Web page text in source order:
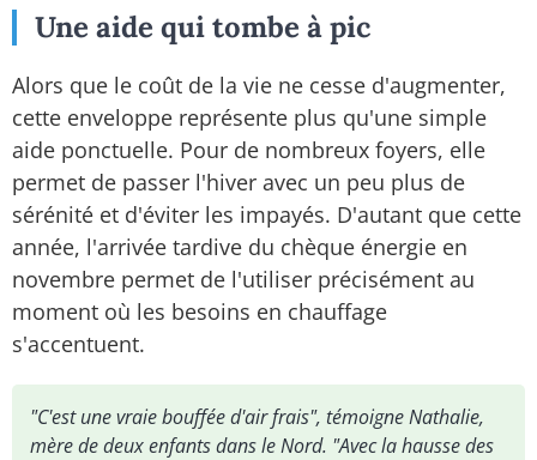
Une aide qui tombe à pic
Alors que le coût de la vie ne cesse d'augmenter,
cette enveloppe représente plus qu'une simple
aide ponctuelle. Pour de nombreux foyers, elle
permet de passer l'hiver avec un peu plus de
sérénité et d'éviter les impayés. D'autant que cette
année, l'arrivée tardive du chèque énergie en
novembre permet de l'utiliser précisément au
moment où les besoins en chauffage
s'accentuent.
"C'est une vraie bouffée d'air frais", témoigne Nathalie,
mère de deux enfants dans le Nord. "Avec la hausse des